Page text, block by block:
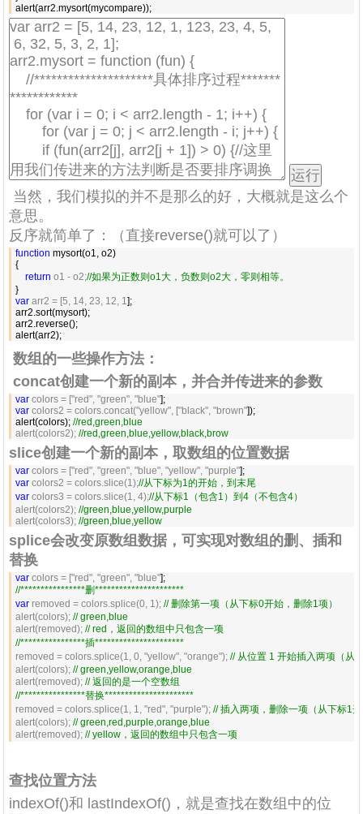
alert(arr2.mysort(mycompare));
当然，我们模拟的并不是那么的好，大概就是这么个
意思。
反序就简单了：（直接reverse()就可以了）
function mysort(o1, o2)
{
return o1 - o2;//如果为正数则o1大，负数则o2大，零则相等。
var arr2 = [5, 14, 23, 12, 1];
arr2.sort(mysort);
arr2.reverse();
alert(arr2);
数组的一些操作方法：
concat创建一个新的副本，并合并传进来的参数
var colors = ["red", "green", "blue"
var colors2 = colors.concat("yellow", ["black", "brown"]);
alert(colors); //red,green,blue
alert(colors2); //red,green,blue,yellow,black,brow
slice创建一个新的副本，取数组的位置数据
var colors = ["red", "green", "blue", "yellow", "purple"
var colors2 = colors.slice(1);//从下标为1的开始，到末尾
var colors3 = colors.slice(1, 4);//从下标1（包含1）到4（不包含4）
alert(colors2); //green,blue,yellow,purple
alert(colors3); //green,blue,yellow
splice会改变原数组数据，可实现对数组的删、插和
替换
var colors = ["red", "green", "blue"
//****************删**********************
var removed = colors.splice(0, 1); // 删除第一项（从下标0开始，删除1项）
alert(colors); // green,blue
alert(removed); // red，返回的数组中只包含一项
//****************插**********************
removed = colors.splice(1, 0, "yellow", "orange"); // 从位置 1 开始插入两项（从
alert(colors); // green,yellow,orange,blue
alert(removed); // 返回的是一个空数组
//****************替换**********************
removed = colors.splice(1, 1, "red", "purple"); // 插入两项，删除一项（从下标1
alert(colors); // green,red,purple,orange,blue
alert(removed); // yellow，返回的数组中只包含一项
查找位置方法
indexOf()和 lastIndexOf()，就是查找在数组中的位